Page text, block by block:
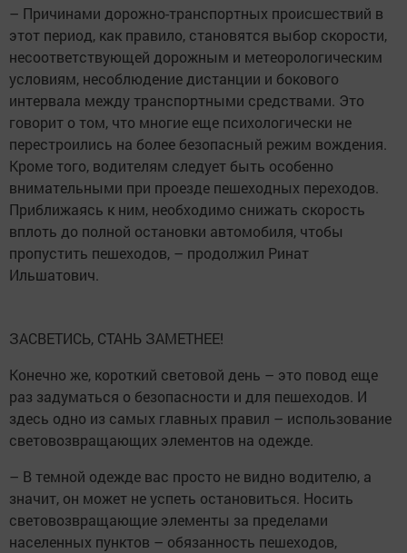
– Причинами дорожно-транспортных происшествий в
этот период, как правило, становятся выбор скорости,
несоответствующей дорожным и метеорологическим
условиям, несоблюдение дистанции и бокового
интервала между транспортными средствами. Это
говорит о том, что многие еще психологически не
перестроились на более безопасный режим вождения.
Кроме того, водителям следует быть особенно
внимательными при проезде пешеходных переходов.
Приближаясь к ним, необходимо снижать скорость
вплоть до полной остановки автомобиля, чтобы
пропустить пешеходов, – продолжил Ринат
Ильшатович.
ЗАСВЕТИСЬ, СТАНЬ ЗАМЕТНЕЕ!
Конечно же, короткий световой день – это повод еще
раз задуматься о безопасности и для пешеходов. И
здесь одно из самых главных правил – использование
световозвращающих элементов на одежде.
– В темной одежде вас просто не видно водителю, а
значит, он может не успеть остановиться. Носить
световозвращающие элементы за пределами
населенных пунктов – обязанность пешеходов,